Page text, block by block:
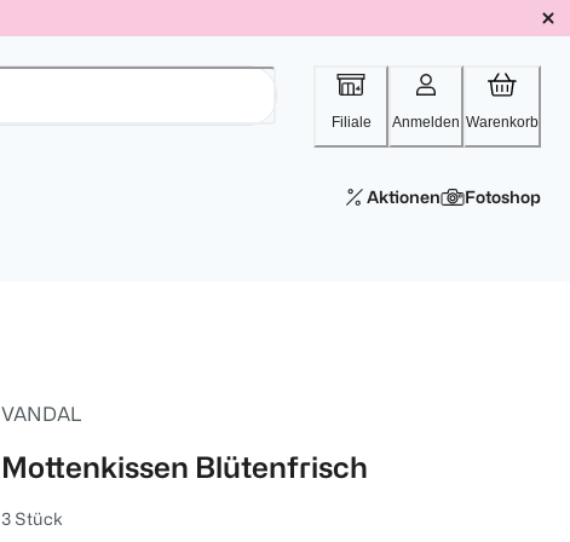
Filiale Anmelden Warenkorb
Aktionen Fotoshop
VANDAL
Mottenkissen Blütenfrisch
3 Stück